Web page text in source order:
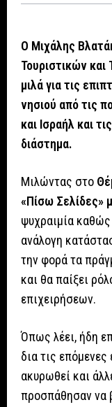
Ο Μιχάλης
Τουριστικών
μιλά για τις
νησιού από τις
και Ισραήλ και
διάστημα.
Μιλώντας στο
«Πίσω Σελίδες»
ψυχραιμία
ανάλογη
την φορά τα
και θα παίξει
επιχειρήσεων.
Όπως λέει, ήδη
δια τις
ακυρωθεί και
προσπάθησαν να